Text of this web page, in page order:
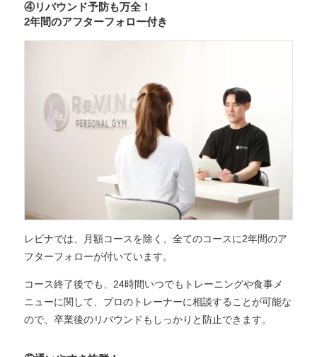
④リバウンド予防も万全！
2年間のアフターフォロー付き
レビナでは、月額コースを除く、全てのコースに2年間のア
フターフォローが付いています。
コース終了後でも、24時間いつでもトレーニングや食事メ
ニューに関して、プロのトレーナーに相談することが可能な
ので、卒業後のリバウンドもしっかりと防止できます。